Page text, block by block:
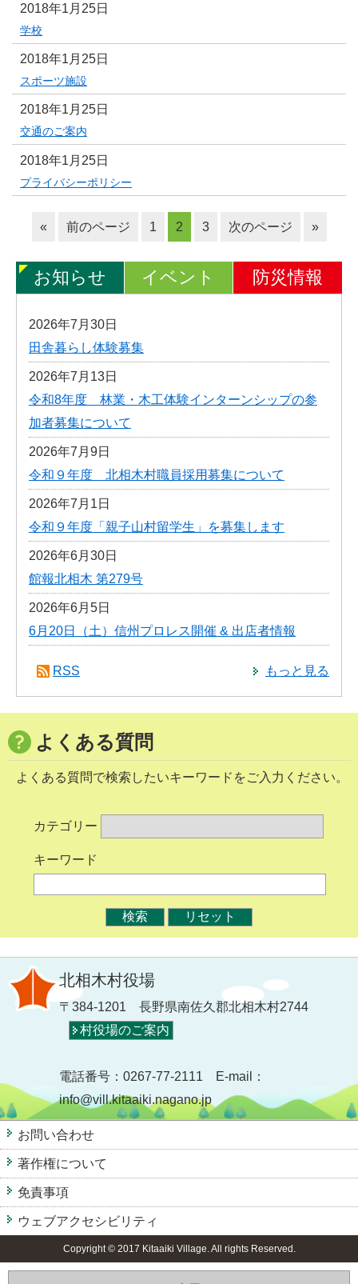
2018年1月25日
学校
2018年1月25日
スポーツ施設
2018年1月25日
交通のご案内
2018年1月25日
プライバシーポリシー
« 前のページ 1 2 3 次のページ »
お知らせ イベント 防災情報
2026年7月30日
田舎暮らし体験募集
2026年7月13日
令和8年度 林業・木工体験インターンシップの参
加者募集について
2026年7月9日
令和９年度 北相木村職員採用募集について
2026年7月1日
令和９年度「親子山村留学生」を募集します
2026年6月30日
館報北相木 第279号
2026年6月5日
6月20日（土）信州プロレス開催 & 出店者情報
もっと見る
RSS
よくある質問
よくある質問で検索したいキーワードをご入力ください。
カテゴリー
キーワード
北相木村役場
〒384-1201 長野県南佐久郡北相木村2744
村役場のご案内
電話番号：0267-77-2111 E-mail：
info@vill.kitaaiki.nagano.jp
お問い合わせ
著作権について
免責事項
ウェブアクセシビリティ
Copyright © 2017 Kitaaiki Village. All rights Reserved.